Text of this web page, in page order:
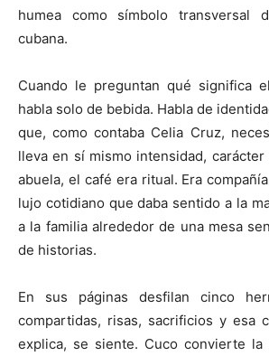
humea como símbolo transversal
cubana.
Cuando le preguntan qué significa
habla solo de bebida. Habla de
que, como contaba Celia Cruz,
lleva en sí mismo intensidad, carácter
abuela, el café era ritual. Era
lujo cotidiano que daba sentido a la
a la familia alrededor de una mesa
de historias.
En sus páginas desfilan cinco
compartidas, risas, sacrificios y esa
explica, se siente. Cuco convierte la